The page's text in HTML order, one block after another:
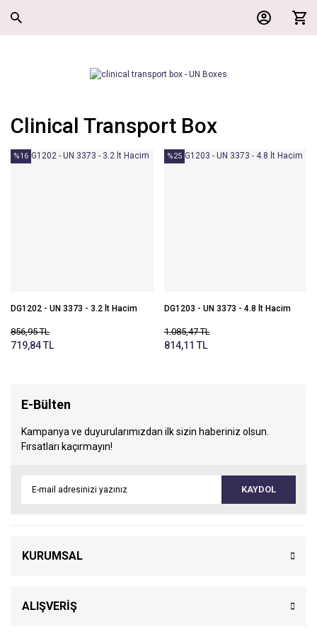
Clinical Transport Box
%16
DG1202 - UN 3373 - 3.2 lt Hacim
856,95 TL
719,84 TL
%25
DG1203 - UN 3373 - 4.8 lt Hacim
1.085,47 TL
814,11 TL
E-Bülten
Kampanya ve duyurularımızdan ilk sizin haberiniz olsun.
Fırsatları kaçırmayın!
KAYDOL
KURUMSAL
ALIŞVERİŞ